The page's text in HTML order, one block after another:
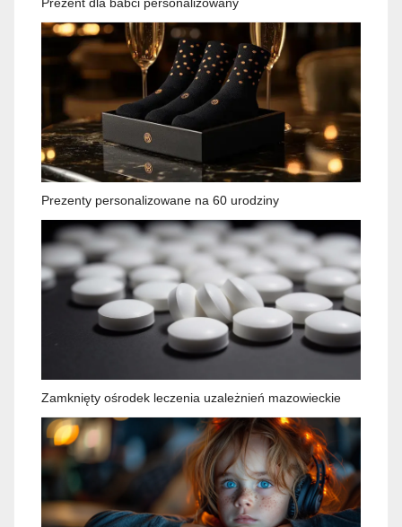
Prezenty personalizowane na 60 urodziny
Zamknięty ośrodek leczenia uzależnień mazowieckie